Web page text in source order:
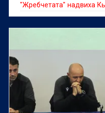
"Жребчетата" надвиха